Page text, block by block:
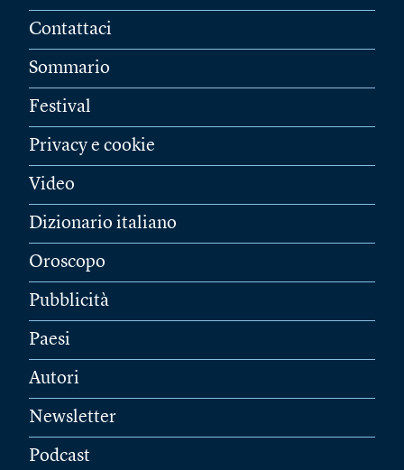
Contattaci
Sommario
Festival
Privacy e cookie
Video
Dizionario italiano
Oroscopo
Pubblicità
Paesi
Autori
Newsletter
Podcast